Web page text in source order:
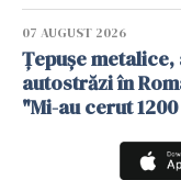
07 AUGUST 2026
Țepușe
autostrăzi în
"Mi-au cerut